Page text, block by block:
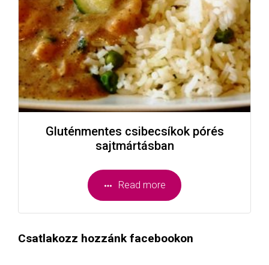
Gluténmentes csibecsíkok pórés
sajtmártásban
Read more
Csatlakozz hozzánk facebookon